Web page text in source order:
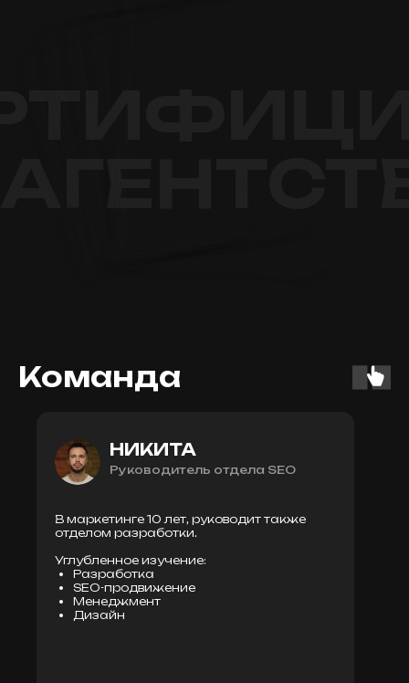
Команда
НИКИТА
Руководитель отдела SEO
В маркетинге 10 лет, руководит также
отделом разработки.
Углубленное изучение:
Разработка
SEO-продвижение
Менеджмент
Дизайн